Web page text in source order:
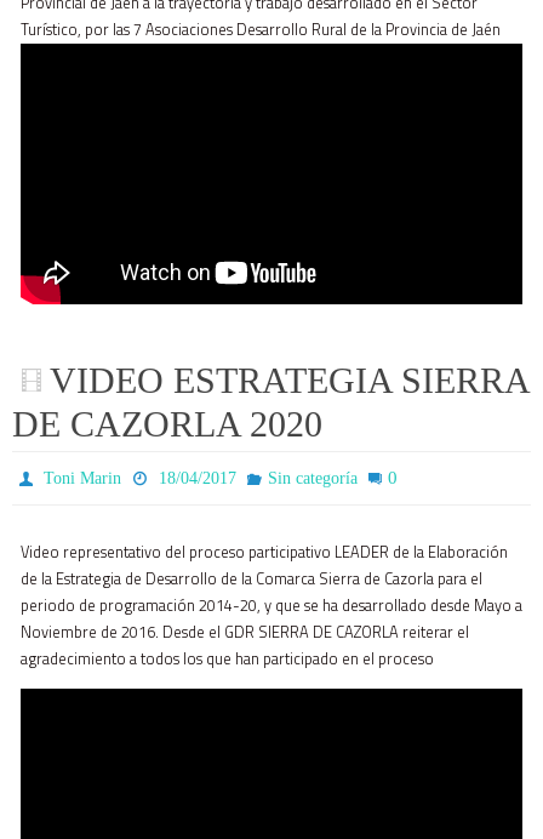
Turístico, por las 7 Asociaciones Desarrollo Rural de la Provincia de Jaén
VIDEO ESTRATEGIA SIERRA
DE CAZORLA 2020
Toni Marin 18/04/2017 Sin categoría 0
Video representativo del proceso participativo LEADER de la Elaboración
de la Estrategia de Desarrollo de la Comarca Sierra de Cazorla para el
periodo de programación 2014-20, y que se ha desarrollado desde Mayo a
Noviembre de 2016. Desde el GDR SIERRA DE CAZORLA reiterar el
agradecimiento a todos los que han participado en el proceso